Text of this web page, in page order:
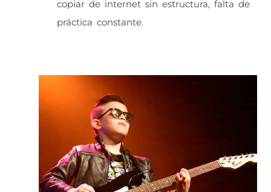
copiar de internet sin estructura, falta de
práctica constante.